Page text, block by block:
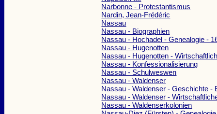
Narbonne - Protestantismus
Nardin, Jean-Frédéric
Nassau
Nassau - Biographien
Nassau - Hochadel - Genealogie -
Nassau - Hugenotten
Nassau - Hugenotten -
Nassau - Konfessionalisierung
Nassau - Schulweswen
Nassau - Waldenser
Nassau - Waldenser - Geschichte -
Nassau - Waldenser -
Nassau - Waldenserkolonien